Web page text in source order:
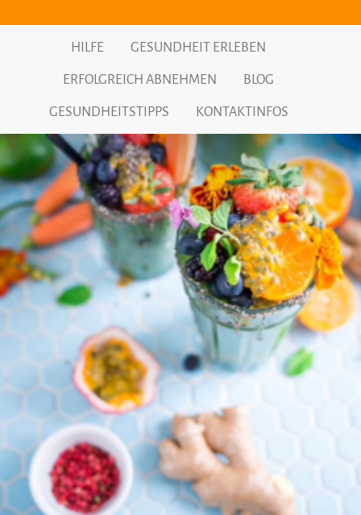
HILFE GESUNDHEIT ERLEBEN
ERFOLGREICH ABNEHMEN BLOG
GESUNDHEITSTIPPS KONTAKTINFOS